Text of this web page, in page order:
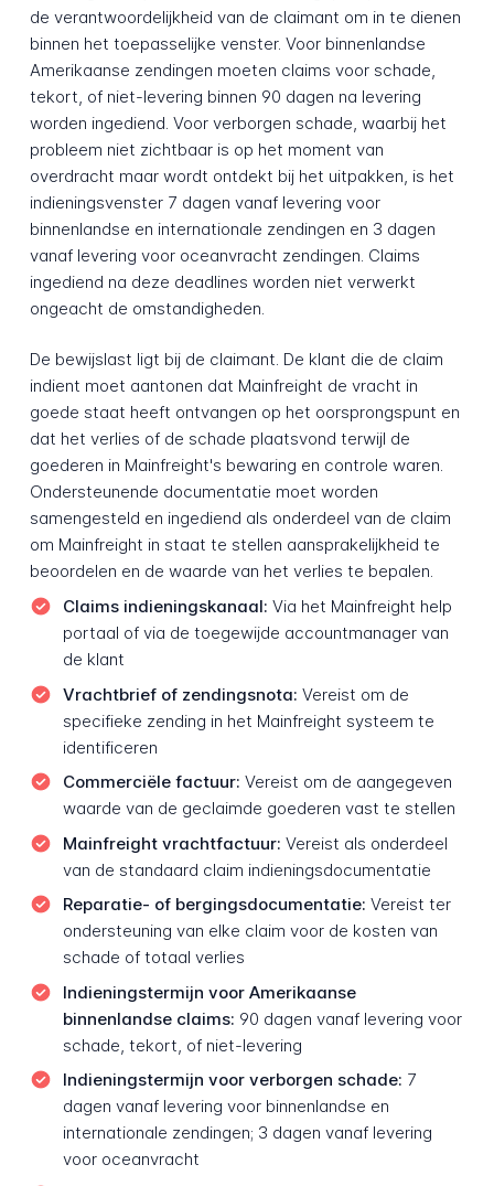
de verantwoordelijkheid van de claimant om in te dienen
binnen het toepasselijke venster. Voor binnenlandse
Amerikaanse zendingen moeten claims voor schade,
tekort, of niet-levering binnen 90 dagen na levering
worden ingediend. Voor verborgen schade, waarbij het
probleem niet zichtbaar is op het moment van
overdracht maar wordt ontdekt bij het uitpakken, is het
indieningsvenster 7 dagen vanaf levering voor
binnenlandse en internationale zendingen en 3 dagen
vanaf levering voor oceanvracht zendingen. Claims
ingediend na deze deadlines worden niet verwerkt
ongeacht de omstandigheden.
De bewijslast ligt bij de claimant. De klant die de claim
indient moet aantonen dat Mainfreight de vracht in
goede staat heeft ontvangen op het oorsprongspunt en
dat het verlies of de schade plaatsvond terwijl de
goederen in Mainfreight's bewaring en controle waren.
Ondersteunende documentatie moet worden
samengesteld en ingediend als onderdeel van de claim
om Mainfreight in staat te stellen aansprakelijkheid te
beoordelen en de waarde van het verlies te bepalen.
Claims indieningskanaal: Via het Mainfreight help
portaal of via de toegewijde accountmanager van
de klant
Vrachtbrief of zendingsnota: Vereist om de
specifieke zending in het Mainfreight systeem te
identificeren
Commerciële factuur: Vereist om de aangegeven
waarde van de geclaimde goederen vast te stellen
Mainfreight vrachtfactuur: Vereist als onderdeel
van de standaard claim indieningsdocumentatie
Reparatie- of bergingsdocumentatie: Vereist ter
ondersteuning van elke claim voor de kosten van
schade of totaal verlies
Indieningstermijn voor Amerikaanse
binnenlandse claims: 90 dagen vanaf levering voor
schade, tekort, of niet-levering
Indieningstermijn voor verborgen schade: 7
dagen vanaf levering voor binnenlandse en
internationale zendingen; 3 dagen vanaf levering
voor oceanvracht